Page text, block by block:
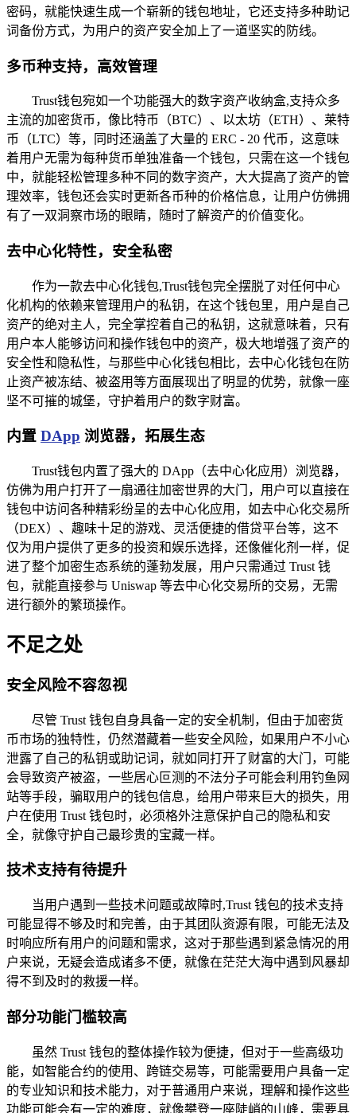
密码，就能快速生成一个崭新的钱包地址，它还支持多种助记
词备份方式，为用户的资产安全加上了一道坚实的防线。
多币种支持，高效管理
Trust钱包宛如一个功能强大的数字资产收纳盒,支持众多
主流的加密货币，像比特币（BTC）、以太坊（ETH）、莱特
币（LTC）等，同时还涵盖了大量的 ERC - 20 代币，这意味
着用户无需为每种货币单独准备一个钱包，只需在这一个钱包
中，就能轻松管理多种不同的数字资产，大大提高了资产的管
理效率，钱包还会实时更新各币种的价格信息，让用户仿佛拥
有了一双洞察市场的眼睛，随时了解资产的价值变化。
去中心化特性，安全私密
作为一款去中心化钱包,Trust钱包完全摆脱了对任何中心
化机构的依赖来管理用户的私钥，在这个钱包里，用户是自己
资产的绝对主人，完全掌控着自己的私钥，这就意味着，只有
用户本人能够访问和操作钱包中的资产，极大地增强了资产的
安全性和隐私性，与那些中心化钱包相比，去中心化钱包在防
止资产被冻结、被盗用等方面展现出了明显的优势，就像一座
坚不可摧的城堡，守护着用户的数字财富。
内置 DApp 浏览器，拓展生态
Trust钱包内置了强大的 DApp（去中心化应用）浏览器，
仿佛为用户打开了一扇通往加密世界的大门，用户可以直接在
钱包中访问各种精彩纷呈的去中心化应用，如去中心化交易所
（DEX）、趣味十足的游戏、灵活便捷的借贷平台等，这不
仅为用户提供了更多的投资和娱乐选择，还像催化剂一样，促
进了整个加密生态系统的蓬勃发展，用户只需通过 Trust 钱
包，就能直接参与 Uniswap 等去中心化交易所的交易，无需
进行额外的繁琐操作。
不足之处
安全风险不容忽视
尽管 Trust 钱包自身具备一定的安全机制，但由于加密货
币市场的独特性，仍然潜藏着一些安全风险，如果用户不小心
泄露了自己的私钥或助记词，就如同打开了财富的大门，可能
会导致资产被盗，一些居心叵测的不法分子可能会利用钓鱼网
站等手段，骗取用户的钱包信息，给用户带来巨大的损失，用
户在使用 Trust 钱包时，必须格外注意保护自己的隐私和安
全，就像守护自己最珍贵的宝藏一样。
技术支持有待提升
当用户遇到一些技术问题或故障时,Trust 钱包的技术支持
可能显得不够及时和完善，由于其团队资源有限，可能无法及
时响应所有用户的问题和需求，这对于那些遇到紧急情况的用
户来说，无疑会造成诸多不便，就像在茫茫大海中遇到风暴却
得不到及时的救援一样。
部分功能门槛较高
虽然 Trust 钱包的整体操作较为便捷，但对于一些高级功
能，如智能合约的使用、跨链交易等，可能需要用户具备一定
的专业知识和技术能力，对于普通用户来说，理解和操作这些
功能可能会有一定的难度，就像攀登一座陡峭的山峰，需要具